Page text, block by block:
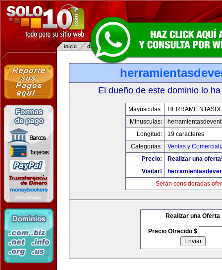
El dueño de este dominio lo
Mayusculas:
Minusculas:
Longitud:
19 caracteres
Categorias:
Ventas y
Precio:
Realizar una
Visitar!
Serán consideradas
Realizar una Oferta
Precio Ofrecido $